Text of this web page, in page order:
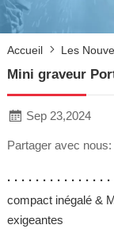
Accueil Les
Mini graveur
Sep 23,2024
Partager avec nous:
· · · · · · · · · · · · · ·
compact inégalé &
exigeantes